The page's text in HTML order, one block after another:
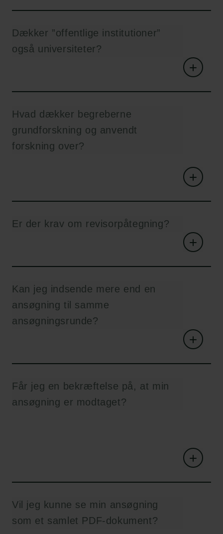
Dækker ”offentlige institutioner”
også universiteter?
Hvad dækker begreberne
grundforskning og anvendt
forskning over?
Er der krav om revisorpåtegning?
Kan jeg indsende mere end en
ansøgning til samme
ansøgningsrunde?
Får jeg en bekræftelse på, at min
ansøgning er modtaget?
Vil jeg kunne se min ansøgning
som et samlet PDF-dokument?